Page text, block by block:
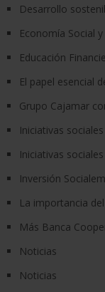
Desarrollo
Economía Social
Educación
El papel esencial
Grupo Cajamar
Iniciativas
Iniciativas
Inversión
La importancia
Más Banca
Noticias
Noticias